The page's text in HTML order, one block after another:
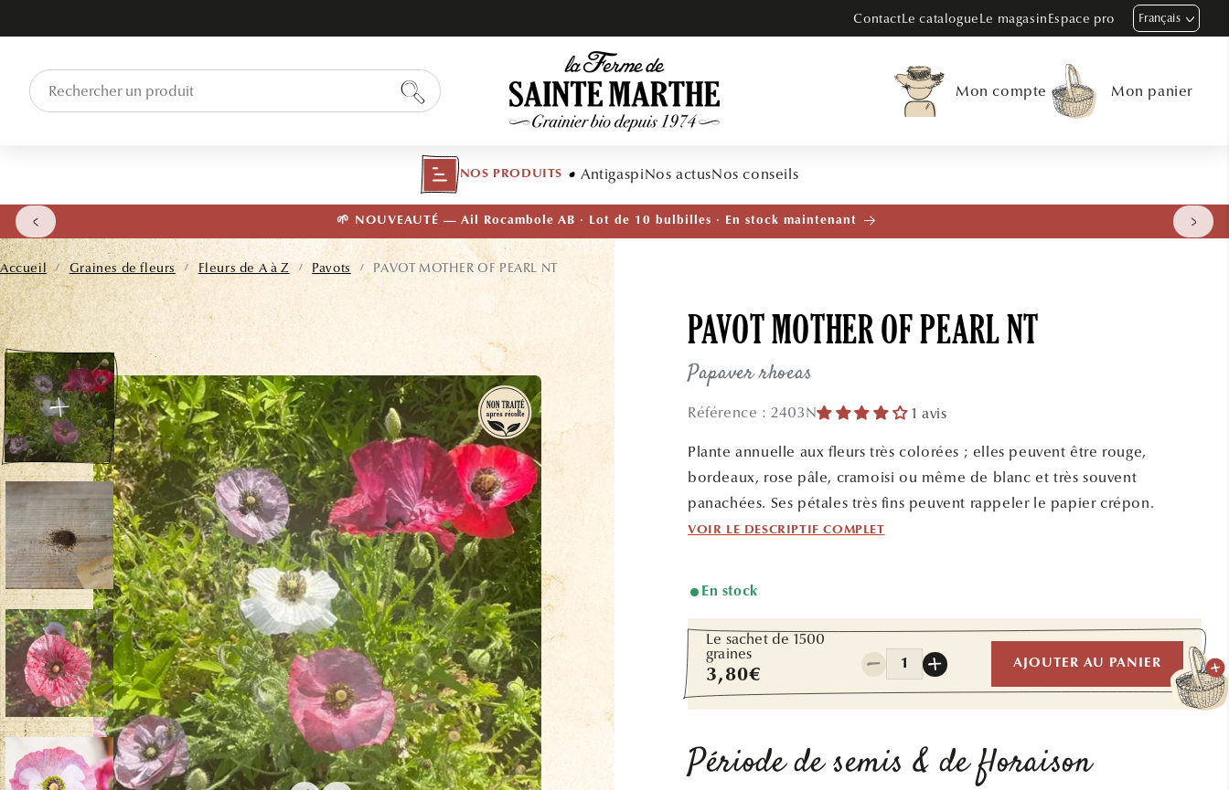
ContactLe catalogueLe magasinEspace pro Français
Mon compte Mon panier
NOS PRODUITS AntigaspiNos actusNos conseils
🌱 NOUVEAUTÉ — Ail Rocambole AB · Lot de 10 bulbilles · En stock maintenant
Accueil / Graines de fleurs / Fleurs de A à Z / Pavots / PAVOT MOTHER OF PEARL NT
PASSER AUX
INFORMATIONS
PRODUITS
PAVOT MOTHER OF PEARL NT
Papaver rhoeas
Référence : 2403N 1 avis
Plante annuelle aux fleurs très colorées ; elles peuvent être rouge,
bordeaux, rose pâle, cramoisi ou même de blanc et très souvent
panachées. Ses pétales très fins peuvent rappeler le papier crépon.
VOIR LE DESCRIPTIF COMPLET
En stock
Le sachet de 1500
graines
Prix
habituel
3,80€
Quantité
Réduire
la
quantité
PAVOT
MOTHER
Augmenter
la
quantité
PAVOT
MOTHER
AJOUTER AU PANIER
Période de semis & de floraison